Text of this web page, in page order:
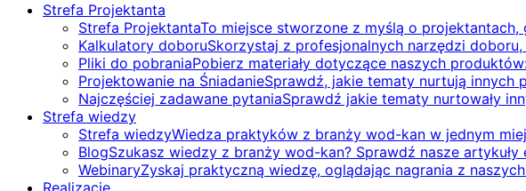
Strefa Projektanta
Strefa ProjektantaTo miejsce stworzone z myślą o
Kalkulatory doboruSkorzystaj z profesjonalnych narzędzi
Pliki do pobraniaPobierz materiały dotyczące naszych
Projektowanie na ŚniadanieSprawdź, jakie tematy nurtują innych
Najczęściej zadawane pytaniaSprawdź jakie tematy nurtowały
Strefa wiedzy
Strefa wiedzyWiedza praktyków z branży wod-kan w jednym
BlogSzukasz wiedzy z branży wod-kan? Sprawdź nasze artykuły
WebinaryZyskaj praktyczną wiedzę, oglądając nagrania z
Realizacje